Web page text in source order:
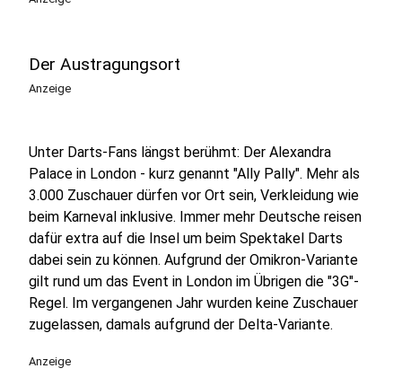
Der Austragungsort
Anzeige
Unter Darts-Fans längst berühmt: Der Alexandra
Palace in London - kurz genannt "Ally Pally". Mehr als
3.000 Zuschauer dürfen vor Ort sein, Verkleidung wie
beim Karneval inklusive. Immer mehr Deutsche reisen
dafür extra auf die Insel um beim Spektakel Darts
dabei sein zu können. Aufgrund der Omikron-Variante
gilt rund um das Event in London im Übrigen die "3G"-
Regel. Im vergangenen Jahr wurden keine Zuschauer
zugelassen, damals aufgrund der Delta-Variante.
Anzeige